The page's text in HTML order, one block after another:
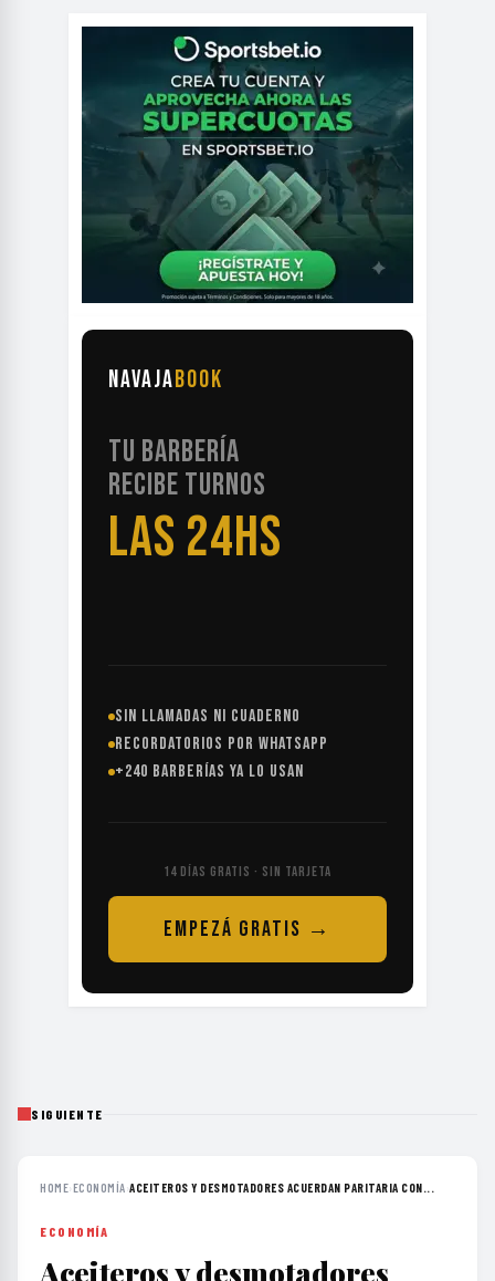
NAVAJABOOK
TU BARBERÍA
RECIBE TURNOS
LAS 24HS
SIN LLAMADAS NI CUADERNO
RECORDATORIOS POR WHATSAPP
+240 BARBERÍAS YA LO USAN
14 DÍAS GRATIS · SIN TARJETA
EMPEZÁ GRATIS →
SIGUIENTE
HOME›ECONOMÍA›ACEITEROS Y DESMOTADORES ACUERDAN PARITARIA CON...
ECONOMÍA
Aceiteros y desmotadores